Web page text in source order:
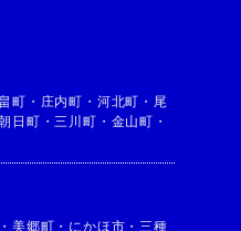
町 ・ 庄内町 ・ 河北町 ・ 尾
日町 ・ 三川町 ・ 金山町 ・
・美郷町 ・ にかほ市 ・ 三種